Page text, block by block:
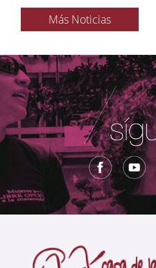
Más Noticias